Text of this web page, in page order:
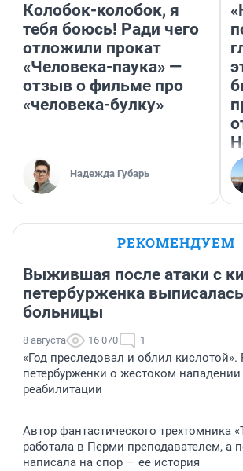
Колобок-колобок, я
тебя боюсь! Ради чего
отложили прокат
«Человека-паука» —
отзыв о фильме про
«человека-булку»
Надежда Губарь
РЕКОМЕНДУЕМ
Выжившая после атаки с
петербурженка
больницы
8 августа 16 070 1
«Год преследовал и облил кислотой».
петербурженки о жестоком нападении
реабилитации
Автор фантастического трехтомника
работала в Перми преподавателем, а
написала на спор — ее история